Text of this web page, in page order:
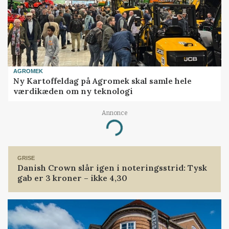
AGROMEK
Ny Kartoffeldag på Agromek skal samle hele
værdikæden om ny teknologi
Annonce
Loading...
GRISE
Danish Crown slår igen i noteringsstrid: Tysk
gab er 3 kroner – ikke 4,30